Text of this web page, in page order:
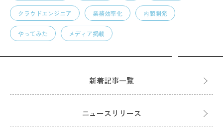
クラウドエンジニア 業務効率化 内製開発
やってみた メディア掲載
新着記事一覧
ニュースリリース